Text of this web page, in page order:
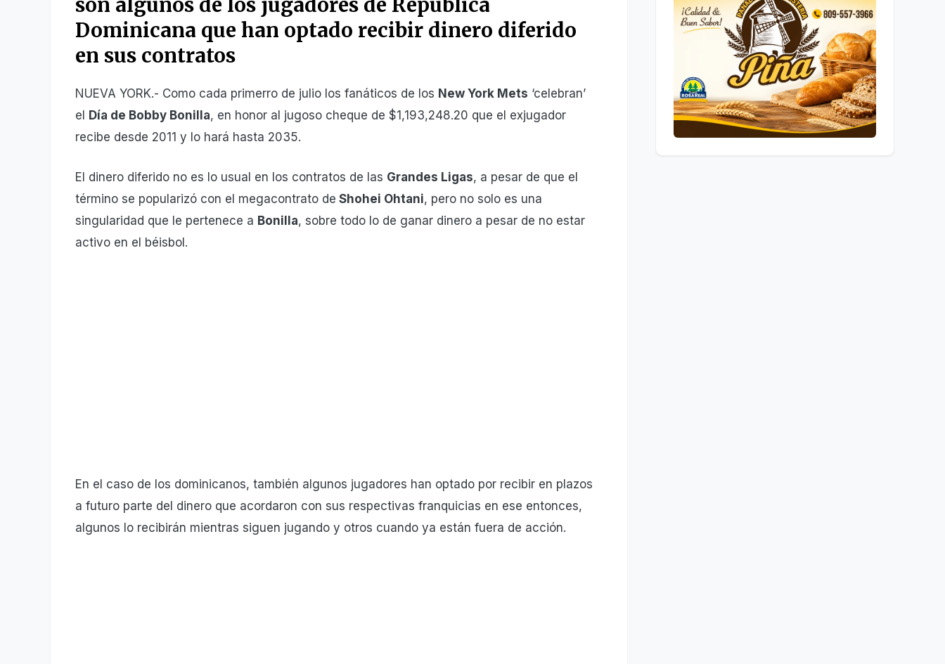
Dominicana que han optado recibir dinero diferido
en sus contratos
NUEVA YORK.- Como cada primerro de julio los fanáticos de los New York Mets ‘celebran’
el
Día de Bobby Bonilla, en honor al jugoso cheque de $1,193,248.20 que el exjugador
recibe desde 2011 y lo hará hasta 2035.
El dinero diferido no es lo usual en los contratos de las Grandes Ligas, a pesar de que el
término se popularizó con el megacontrato de Shohei Ohtani, pero no solo es una
singularidad que le pertenece a Bonilla, sobre todo lo de ganar dinero a pesar de no estar
activo en el béisbol.
En el caso de los dominicanos, también algunos jugadores han optado por recibir en plazos
a futuro parte del dinero que acordaron con sus respectivas franquicias en ese entonces,
algunos lo recibirán mientras siguen jugando y otros cuando ya están fuera de acción.